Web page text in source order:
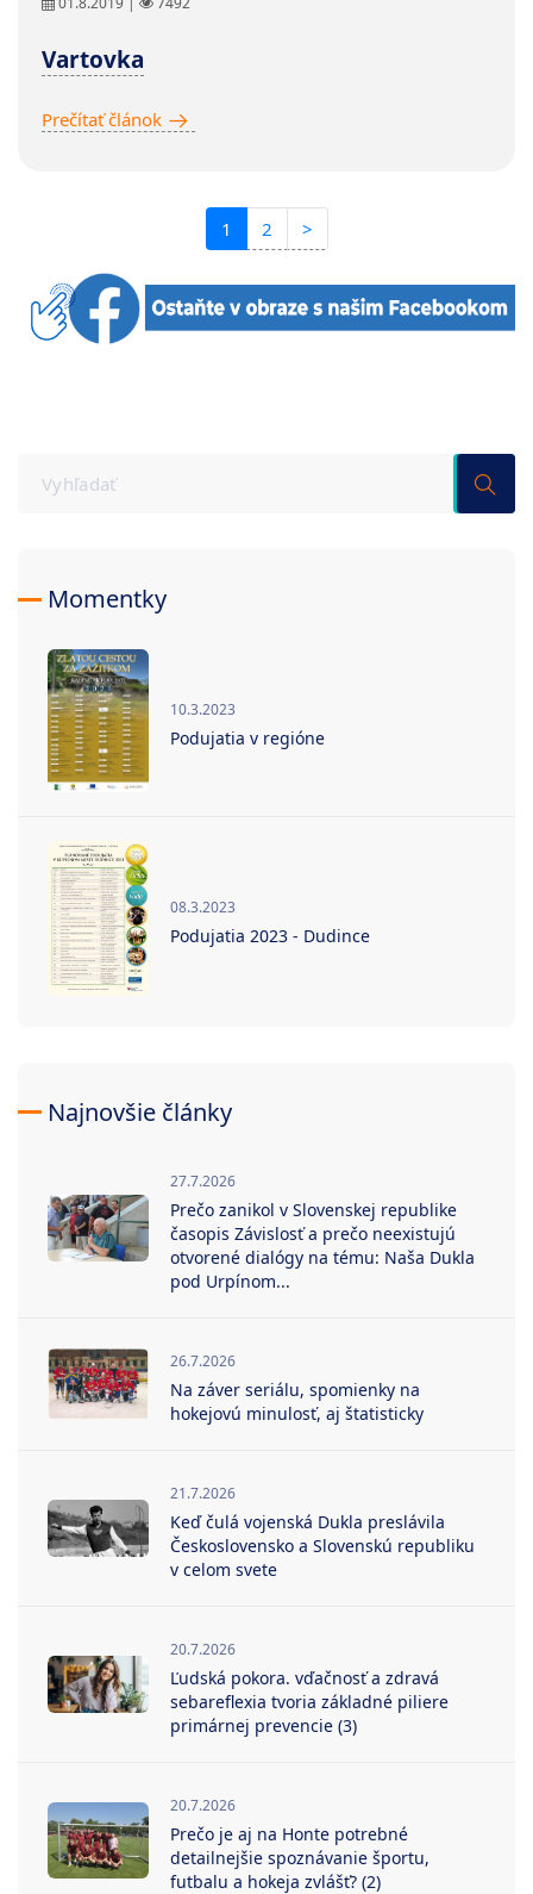
Vartovka
Prečítať článok
1 2 >
Momentky
10.3.2023
Podujatia v regióne
08.3.2023
Podujatia 2023 - Dudince
Najnovšie články
27.7.2026
Prečo zanikol v Slovenskej republike
časopis Závislosť a prečo neexistujú
otvorené dialógy na tému: Naša Dukla
pod Urpínom...
26.7.2026
Na záver seriálu, spomienky na
hokejovú minulosť, aj štatisticky
21.7.2026
Keď čulá vojenská Dukla preslávila
Československo a Slovenskú republiku
v celom svete
20.7.2026
Ľudská pokora. vďačnosť a zdravá
sebareflexia tvoria základné piliere
primárnej prevencie (3)
20.7.2026
Prečo je aj na Honte potrebné
detailnejšie spoznávanie športu,
futbalu a hokeja zvlášť? (2)